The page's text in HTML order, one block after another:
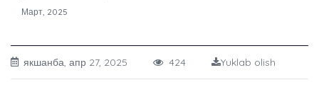
Март, 2025
якшанба, апр 27, 2025 424 Yuklab olish